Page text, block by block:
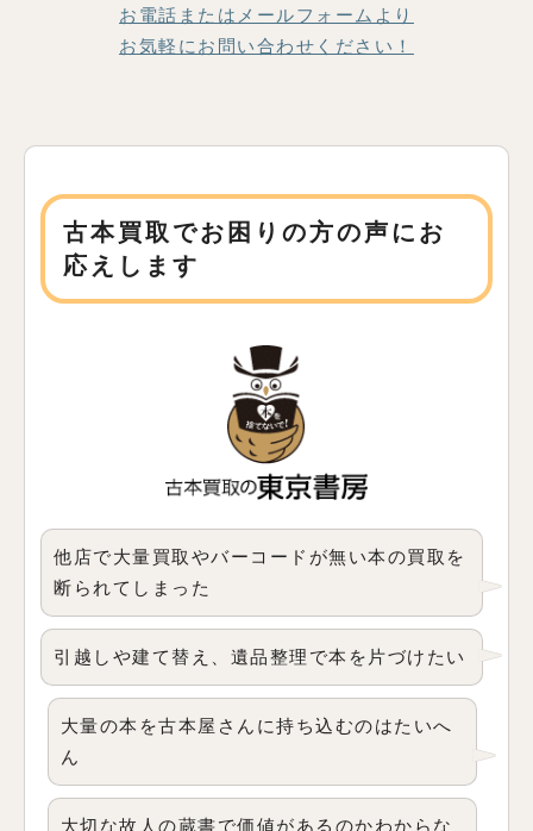
お電話またはメールフォームより
お気軽にお問い合わせください！
古本買取でお困りの方の声にお
応えします
他店で大量買取やバーコードが無い本の買取を
断られてしまった
引越しや建て替え、遺品整理で本を片づけたい
大量の本を古本屋さんに持ち込むのはたいへ
ん
大切な故人の蔵書で価値があるのかわからな